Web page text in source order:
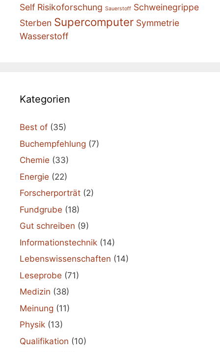
Self Risikoforschung Sauerstoff Schweinegrippe
Sterben Supercomputer Symmetrie
Wasserstoff
Kategorien
Best of (35)
Buchempfehlung (7)
Chemie (33)
Energie (22)
Forscherporträt (2)
Fundgrube (18)
Gut schreiben (9)
Informationstechnik (14)
Lebenswissenschaften (14)
Leseprobe (71)
Medizin (38)
Meinung (11)
Physik (13)
Qualifikation (10)